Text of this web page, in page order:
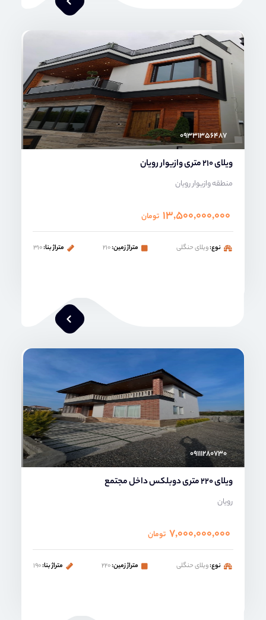
امیر خدابنده
۰۹۳۳۱۳۵۶۴۸۷
ویلای 210 متری وازیوار رویان
منطقه وازیوار رویان
۱۳,۵۰۰,۰۰۰,۰۰۰ تومان
نوع:ویلای حنگلی متراژ زمین:۲۱۰ متراژ بنا:۳۱۰
۰۹۱۱۱۲۸۰۷۳۰
ویلای 220 متری دوبلکس داخل مجتمع
رویان
۷,۰۰۰,۰۰۰,۰۰۰ تومان
نوع:ویلای حنگلی متراژ زمین:۲۲۰ متراژ بنا:۱۹۰